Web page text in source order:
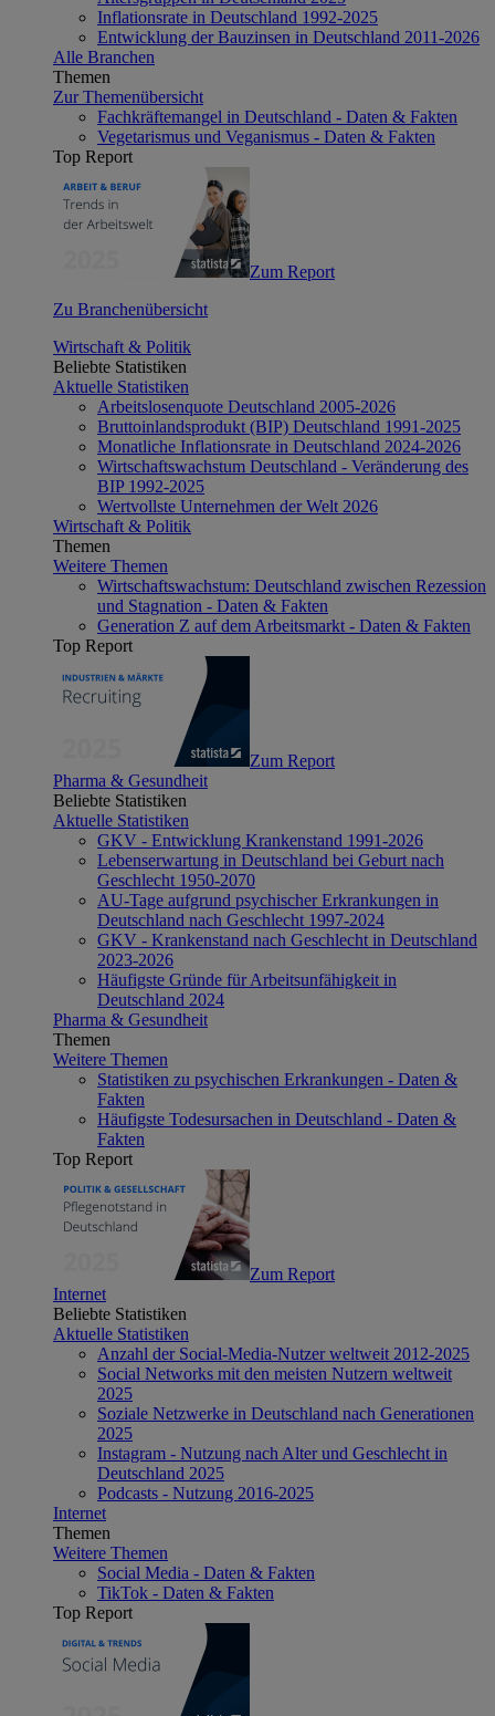
Inflationsrate in Deutschland 1992-2025
Entwicklung der Bauzinsen in Deutschland 2011-2026
Alle Branchen
Themen
Zur Themenübersicht
Fachkräftemangel in Deutschland - Daten & Fakten
Vegetarismus und Veganismus - Daten & Fakten
Top Report
Zum Report
Zu Branchenübersicht
Wirtschaft & Politik
Beliebte Statistiken
Aktuelle Statistiken
Arbeitslosenquote Deutschland 2005-2026
Bruttoinlandsprodukt (BIP) Deutschland 1991-2025
Monatliche Inflationsrate in Deutschland 2024-2026
Wirtschaftswachstum Deutschland - Veränderung des
BIP 1992-2025
Wertvollste Unternehmen der Welt 2026
Wirtschaft & Politik
Themen
Weitere Themen
Wirtschaftswachstum: Deutschland zwischen Rezession
und Stagnation - Daten & Fakten
Generation Z auf dem Arbeitsmarkt - Daten & Fakten
Top Report
Zum Report
Pharma & Gesundheit
Beliebte Statistiken
Aktuelle Statistiken
GKV - Entwicklung Krankenstand 1991-2026
Lebenserwartung in Deutschland bei Geburt nach
Geschlecht 1950-2070
AU-Tage aufgrund psychischer Erkrankungen in
Deutschland nach Geschlecht 1997-2024
GKV - Krankenstand nach Geschlecht in Deutschland
2023-2026
Häufigste Gründe für Arbeitsunfähigkeit in
Deutschland 2024
Pharma & Gesundheit
Themen
Weitere Themen
Statistiken zu psychischen Erkrankungen - Daten &
Fakten
Häufigste Todesursachen in Deutschland - Daten &
Fakten
Top Report
Zum Report
Internet
Beliebte Statistiken
Aktuelle Statistiken
Anzahl der Social-Media-Nutzer weltweit 2012-2025
Social Networks mit den meisten Nutzern weltweit
2025
Soziale Netzwerke in Deutschland nach Generationen
2025
Instagram - Nutzung nach Alter und Geschlecht in
Deutschland 2025
Podcasts - Nutzung 2016-2025
Internet
Themen
Weitere Themen
Social Media - Daten & Fakten
TikTok - Daten & Fakten
Top Report